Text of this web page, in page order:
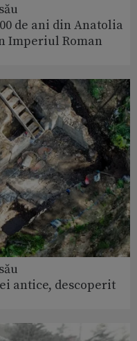
de ani din Anatolia
Imperiul Roman
antice, descoperit